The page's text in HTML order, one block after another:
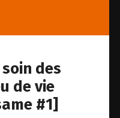
des
de vie
#1]